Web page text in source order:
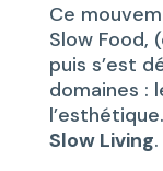
Ce
Slow Food,
puis s’est
domaines :
Slow Living.